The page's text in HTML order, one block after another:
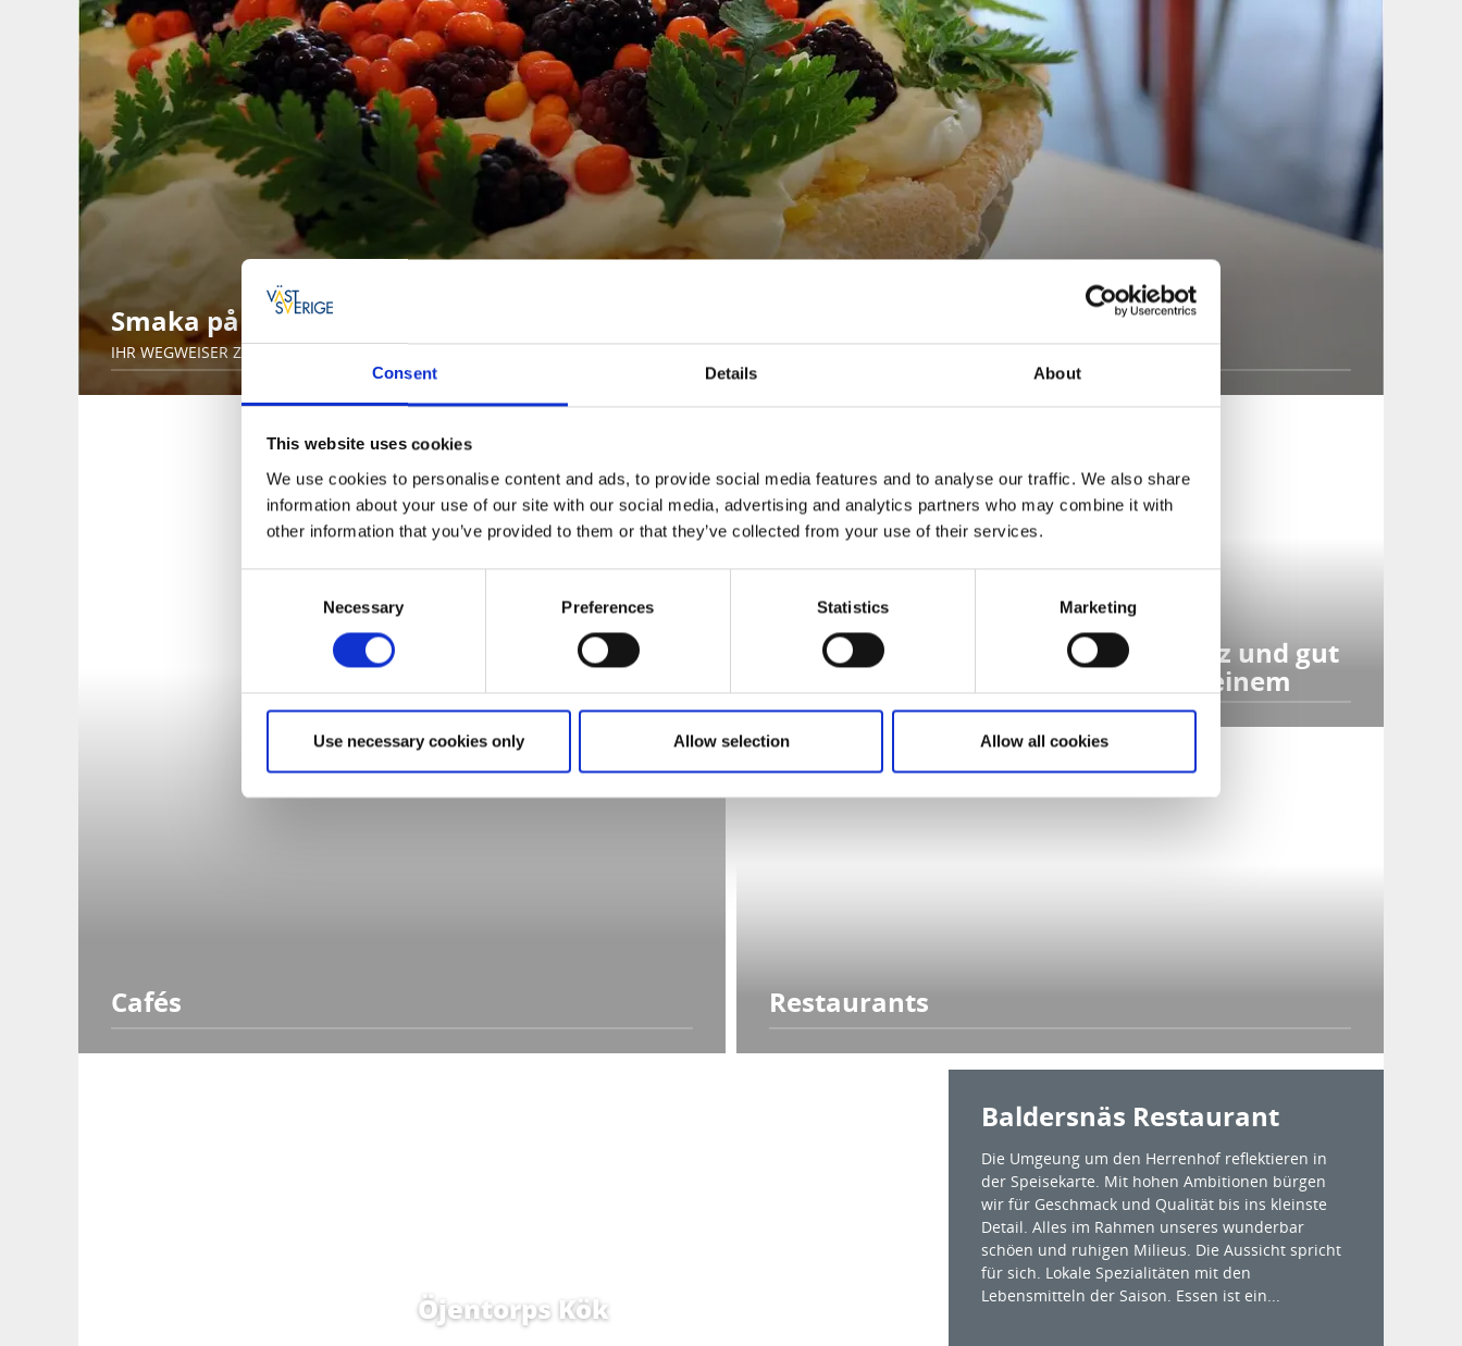
Consent Details About
This website uses cookies
We use cookies to personalise content and ads, to provide social media features and to analyse our traffic. We also share
information about your use of our site with our social media, advertising and analytics partners who may combine it with
other information that you’ve provided to them or that they’ve collected from your use of their services.
Necessary Preferences Statistics Marketing
Use necessary cookies only Allow selection Allow all cookies
Smaka på Västsverige
IHR WEGWEISER ZU DEN BESTEN RESTAURANTS DER REGION
Cafés
Food events
Konferenz und gut
essen in einem
Restaurants
Öjentorps Kök
Baldersnäs Restaurant
Die Umgeung um den Herrenhof reflektieren in
der Speisekarte. Mit hohen Ambitionen bürgen
wir für Geschmack und Qualität bis ins kleinste
Detail. Alles im Rahmen unseres wunderbar
schöen und ruhigen Milieus. Die Aussicht spricht
für sich. Lokale Spezialitäten mit den
Lebensmitteln der Saison. Essen ist ein...